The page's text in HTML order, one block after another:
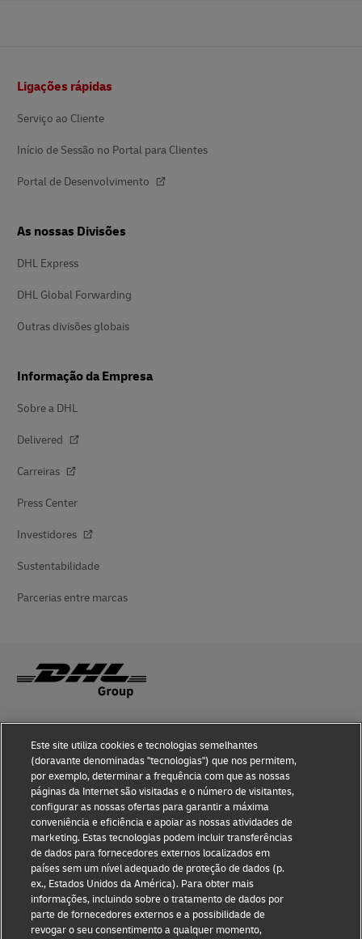
Ligações rápidas
Serviço ao Cliente
Início de Sessão no Portal para Clientes
Portal de Desenvolvimento
As nossas Divisões
DHL Express
DHL Global Forwarding
Outras divisões globais
Informação da Empresa
Sobre a DHL
Delivered
Carreiras
Press Center
Investidores
Sustentabilidade
Parcerias entre marcas
Aviso Legal
Termos de Utilização
Aviso de Privacidade
Informações Adicionais
Definições de Cookies
Siga-nos
Este site utiliza cookies e tecnologias semelhantes
(doravante denominadas "tecnologias") que nos permitem,
por exemplo, determinar a frequência com que as nossas
páginas da Internet são visitadas e o número de visitantes,
configurar as nossas ofertas para garantir a máxima
conveniência e eficiência e apoiar as nossas atividades de
marketing. Estas tecnologias podem incluir transferências
de dados para fornecedores externos localizados em
países sem um nível adequado de proteção de dados (p.
ex., Estados Unidos da América). Para obter mais
informações, incluindo sobre o tratamento de dados por
parte de fornecedores externos e a possibilidade de
revogar o seu consentimento a qualquer momento,